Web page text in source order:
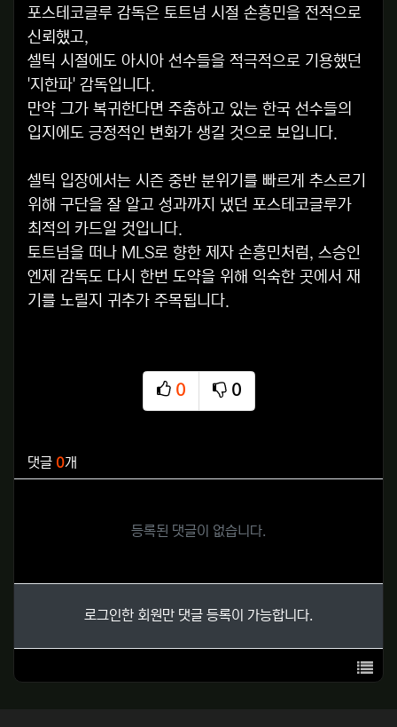
포스테코글루 감독은 토트넘 시절 손흥민을 전적으로
신뢰했고,
셀틱 시절에도 아시아 선수들을 적극적으로 기용했던
'지한파' 감독입니다.
만약 그가 복귀한다면 주춤하고 있는 한국 선수들의
입지에도 긍정적인 변화가 생길 것으로 보입니다.
셀틱 입장에서는 시즌 중반 분위기를 빠르게 추스르기
위해 구단을 잘 알고 성과까지 냈던 포스테코글루가
최적의 카드일 것입니다.
토트넘을 떠나 MLS로 향한 제자 손흥민처럼, 스승인
엔제 감독도 다시 한번 도약을 위해 익숙한 곳에서 재
기를 노릴지 귀추가 주목됩니다.
0
추천
0
비추천
댓글 0개
등록된 댓글이 없습니다.
로그인한 회원만 댓글 등록이 가능합니다.
목록